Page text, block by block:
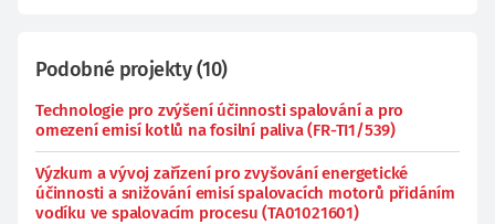
Podobné projekty(10)
Technologie pro zvýšení účinnosti spalování a pro
omezení emisí kotlů na fosilní paliva (FR-TI1/539)
Výzkum a vývoj zařízení pro zvyšování energetické
účinnosti a snižování emisí spalovacích motorů přidáním
vodíku ve spalovacím procesu (TA01021601)